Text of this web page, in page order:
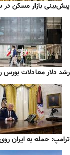
پیش‌بینی بازار مسکن
رشد دلار معادلات بورس
ترامپ: حمله به ایران